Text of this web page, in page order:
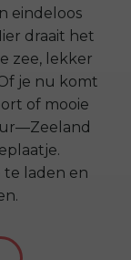
eindeloos
draait het
zee, lekker
je nu komt
of mooie
te laden en